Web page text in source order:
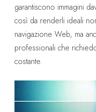
garantiscono immagini
così da renderli ideali
navigazione Web, ma
professionali che
costante.